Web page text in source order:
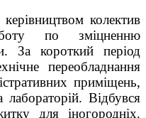
колектив
по зміцненню
За короткий період
переобладнання
приміщень,
лабораторій. Відбувся
для іногородніх.